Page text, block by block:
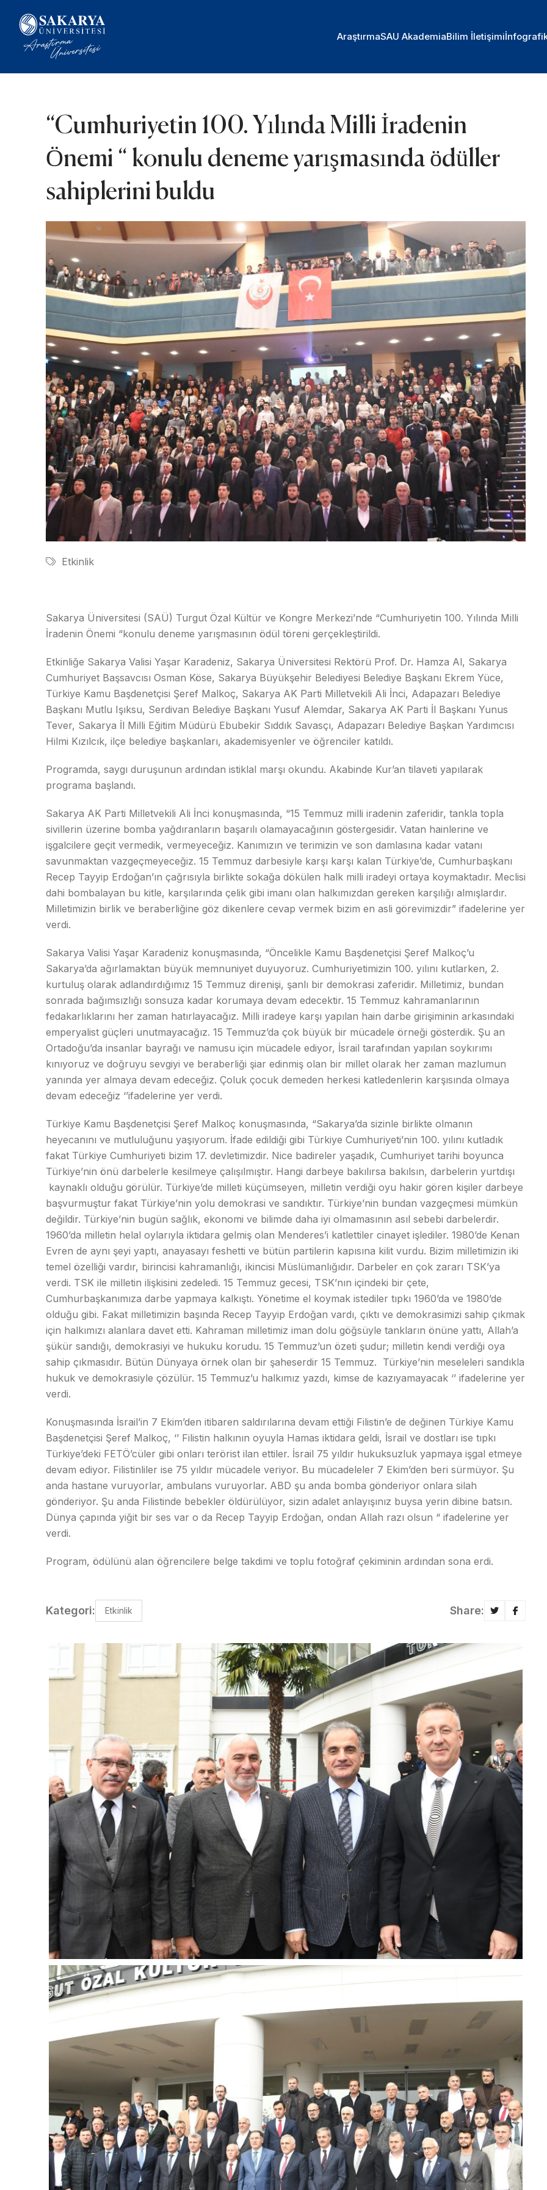
AraştırmaSAU AkademiaBilim İletişimi
“Cumhuriyetin 100. Yılında Milli İradenin
Önemi “ konulu deneme yarışmasında ödüller
sahiplerini buldu
Etkinlik
Sakarya Üniversitesi (SAÜ) Turgut Özal Kültür ve Kongre Merkezi’nde “Cumhuriyetin 100. Yılında Milli
İradenin Önemi “konulu deneme yarışmasının ödül töreni gerçekleştirildi.
Etkinliğe Sakarya Valisi Yaşar Karadeniz, Sakarya Üniversitesi Rektörü Prof. Dr. Hamza Al, Sakarya
Cumhuriyet Başsavcısı Osman Köse, Sakarya Büyükşehir Belediyesi Belediye Başkanı Ekrem Yüce,
Türkiye Kamu Başdenetçisi Şeref Malkoç, Sakarya AK Parti Milletvekili Ali İnci, Adapazarı Belediye
Başkanı Mutlu Işıksu, Serdivan Belediye Başkanı Yusuf Alemdar, Sakarya AK Parti İl Başkanı Yunus
Tever, Sakarya İl Milli Eğitim Müdürü Ebubekir Sıddık Savasçı, Adapazarı Belediye Başkan Yardımcısı
Hilmi Kızılcık, ilçe belediye başkanları, akademisyenler ve öğrenciler katıldı.
Programda, saygı duruşunun ardından istiklal marşı okundu. Akabinde Kur’an tilaveti yapılarak
programa başlandı.
Sakarya AK Parti Milletvekili Ali İnci konuşmasında, “15 Temmuz milli iradenin zaferidir, tankla topla
sivillerin üzerine bomba yağdıranların başarılı olamayacağının göstergesidir. Vatan hainlerine ve
işgalcilere geçit vermedik, vermeyeceğiz. Kanımızın ve terimizin ve son damlasına kadar vatanı
savunmaktan vazgeçmeyeceğiz. 15 Temmuz darbesiyle karşı karşı kalan Türkiye’de, Cumhurbaşkanı
Recep Tayyip Erdoğan’ın çağrısıyla birlikte sokağa dökülen halk milli iradeyi ortaya koymaktadır. Meclisi
dahi bombalayan bu kitle, karşılarında çelik gibi imanı olan halkımızdan gereken karşılığı almışlardır.
Milletimizin birlik ve beraberliğine göz dikenlere cevap vermek bizim en asli görevimizdir” ifadelerine yer
verdi.
Sakarya Valisi Yaşar Karadeniz konuşmasında, “Öncelikle Kamu Başdenetçisi Şeref Malkoç’u
Sakarya’da ağırlamaktan büyük memnuniyet duyuyoruz. Cumhuriyetimizin 100. yılını kutlarken, 2.
kurtuluş olarak adlandırdığımız 15 Temmuz direnişi, şanlı bir demokrasi zaferidir. Milletimiz, bundan
sonrada bağımsızlığı sonsuza kadar korumaya devam edecektir. 15 Temmuz kahramanlarının
fedakarlıklarını her zaman hatırlayacağız. Milli iradeye karşı yapılan hain darbe girişiminin arkasındaki
emperyalist güçleri unutmayacağız. 15 Temmuz’da çok büyük bir mücadele örneği gösterdik. Şu an
Ortadoğu’da insanlar bayrağı ve namusu için mücadele ediyor, İsrail tarafından yapılan soykırımı
kınıyoruz ve doğruyu sevgiyi ve beraberliği şiar edinmiş olan bir millet olarak her zaman mazlumun
yanında yer almaya devam edeceğiz. Çoluk çocuk demeden herkesi katledenlerin karşısında olmaya
devam edeceğiz ‘’ifadelerine yer verdi.
Türkiye Kamu Başdenetçisi Şeref Malkoç konuşmasında, “Sakarya’da sizinle birlikte olmanın
heyecanını ve mutluluğunu yaşıyorum. İfade edildiği gibi Türkiye Cumhuriyeti’nin 100. yılını kutladık
fakat Türkiye Cumhuriyeti bizim 17. devletimizdir. Nice badireler yaşadık, Cumhuriyet tarihi boyunca
Türkiye’nin önü darbelerle kesilmeye çalışılmıştır. Hangi darbeye bakılırsa bakılsın, darbelerin yurtdışı
kaynaklı olduğu görülür. Türkiye’de milleti küçümseyen, milletin verdiği oyu hakir gören kişiler darbeye
başvurmuştur fakat Türkiye’nin yolu demokrasi ve sandıktır. Türkiye’nin bundan vazgeçmesi mümkün
değildir. Türkiye’nin bugün sağlık, ekonomi ve bilimde daha iyi olmamasının asıl sebebi darbelerdir.
1960’da milletin helal oylarıyla iktidara gelmiş olan Menderes’i katlettiler cinayet işlediler. 1980’de Kenan
Evren de aynı şeyi yaptı, anayasayı feshetti ve bütün partilerin kapısına kilit vurdu. Bizim milletimizin iki
temel özelliği vardır, birincisi kahramanlığı, ikincisi Müslümanlığıdır. Darbeler en çok zararı TSK’ya
verdi. TSK ile milletin ilişkisini zedeledi. 15 Temmuz gecesi, TSK’nın içindeki bir çete,
Cumhurbaşkanımıza darbe yapmaya kalkıştı. Yönetime el koymak istediler tıpkı 1960’da ve 1980’de
olduğu gibi. Fakat milletimizin başında Recep Tayyip Erdoğan vardı, çıktı ve demokrasimizi sahip çıkmak
için halkımızı alanlara davet etti. Kahraman milletimiz iman dolu göğsüyle tankların önüne yattı, Allah’a
şükür sandığı, demokrasiyi ve hukuku korudu. 15 Temmuz’un özeti şudur; milletin kendi verdiği oya
sahip çıkmasıdır. Bütün Dünyaya örnek olan bir şaheserdir 15 Temmuz. Türkiye’nin meseleleri sandıkla
hukuk ve demokrasiyle çözülür. 15 Temmuz’u halkımız yazdı, kimse de kazıyamayacak ‘’ ifadelerine yer
verdi.
Konuşmasında İsrail’in 7 Ekim’den itibaren saldırılarına devam ettiği Filistin’e de değinen Türkiye Kamu
Başdenetçisi Şeref Malkoç, ‘’ Filistin halkının oyuyla Hamas iktidara geldi, İsrail ve dostları ise tıpkı
Türkiye’deki FETÖ’cüler gibi onları terörist ilan ettiler. İsrail 75 yıldır hukuksuzluk yapmaya işgal etmeye
devam ediyor. Filistinliler ise 75 yıldır mücadele veriyor. Bu mücadeleler 7 Ekim’den beri sürmüyor. Şu
anda hastane vuruyorlar, ambulans vuruyorlar. ABD şu anda bomba gönderiyor onlara silah
gönderiyor. Şu anda Filistinde bebekler öldürülüyor, sizin adalet anlayışınız buysa yerin dibine batsın.
Dünya çapında yiğit bir ses var o da Recep Tayyip Erdoğan, ondan Allah razı olsun “ ifadelerine yer
verdi.
Program, ödülünü alan öğrencilere belge takdimi ve toplu fotoğraf çekiminin ardından sona erdi.
Kategori: Etkinlik Share: